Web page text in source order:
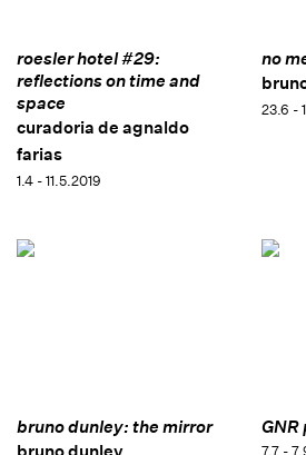
roesler hotel #29:
reflections on time and
space
curadoria de agnaldo
farias
1.4 - 11.5.2019
no
23.6 -
bruno dunley: the mirror
GNR
7.7 -